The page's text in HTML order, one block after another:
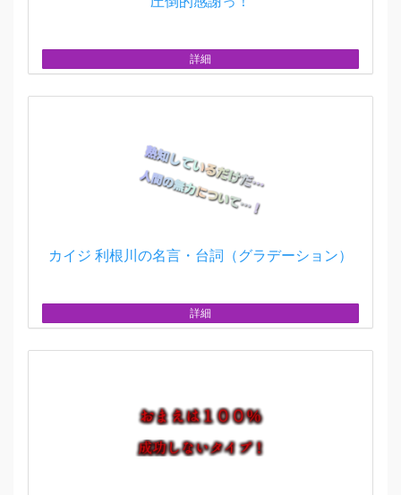
詳細
カイジ 利根川の名言・台詞（グラデーション）
詳細